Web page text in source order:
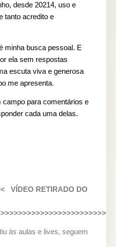
desde 20214, uso e
tanto acredito e
minha busca pessoal. E
ela sem respostas
escuta viva e generosa
me apresenta.
para comentários e
cada uma delas.
VÍDEO RETIRADO DO
às aulas e lives, seguem